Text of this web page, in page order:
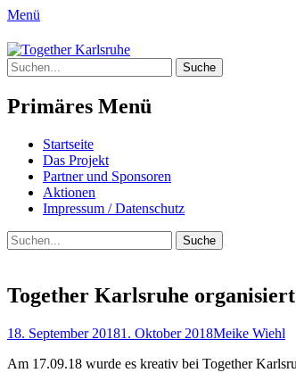
Menü
Together Karlsruhe
Integration von jungen
Suche
nach:
Primäres Menü
Springe
zum
Inhalt
Startseite
Das Projekt
Partner und Sponsoren
Aktionen
Impressum / Datenschutz
Suchen
Suche
nach:
Together Karlsruhe
Posted
18. September 20181. Oktober 2018Author
Meike Wiehl
Am 17.09.18 wurde es kreativ bei Together